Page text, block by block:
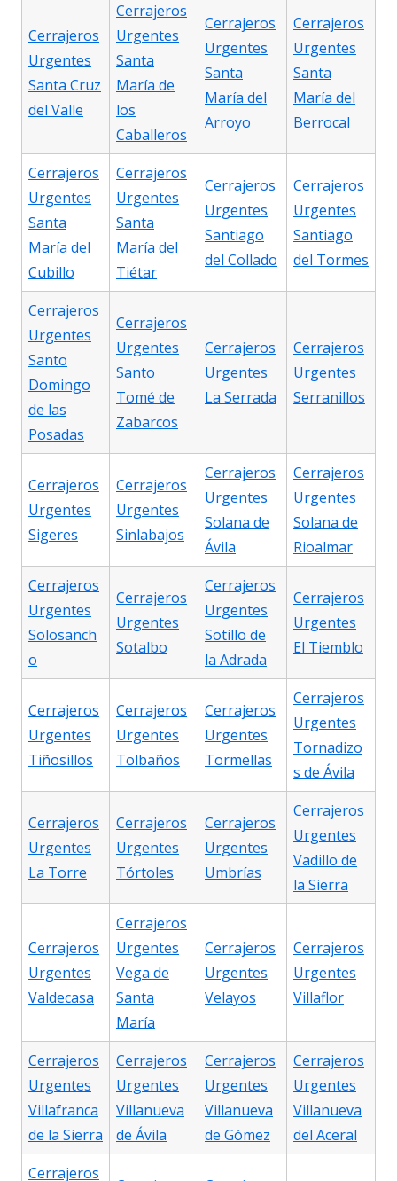
Cerrajeros
Urgentes
Santa Cruz
del Valle
Cerrajeros
Urgentes
Santa
María de
los
Caballeros
Cerrajeros
Urgentes
Santa
María del
Arroyo
Cerrajeros
Urgentes
Santa
María del
Berrocal
Cerrajeros
Urgentes
Santa
María del
Cubillo
Cerrajeros
Urgentes
Santa
María del
Tiétar
Cerrajeros
Urgentes
Santiago
del Collado
Cerrajeros
Urgentes
Santiago
del Tormes
Cerrajeros
Urgentes
Santo
Domingo
de las
Posadas
Cerrajeros
Urgentes
Santo
Tomé de
Zabarcos
Cerrajeros
Urgentes
La Serrada
Cerrajeros
Urgentes
Serranillos
Cerrajeros
Urgentes
Sigeres
Cerrajeros
Urgentes
Sinlabajos
Cerrajeros
Urgentes
Solana de
Ávila
Cerrajeros
Urgentes
Solana de
Rioalmar
Cerrajeros
Urgentes
Solosanch
o
Cerrajeros
Urgentes
Sotalbo
Cerrajeros
Urgentes
Sotillo de
la Adrada
Cerrajeros
Urgentes
El Tiemblo
Cerrajeros
Urgentes
Tiñosillos
Cerrajeros
Urgentes
Tolbaños
Cerrajeros
Urgentes
Tormellas
Cerrajeros
Urgentes
Tornadizo
s de Ávila
Cerrajeros
Urgentes
La Torre
Cerrajeros
Urgentes
Tórtoles
Cerrajeros
Urgentes
Umbrías
Cerrajeros
Urgentes
Vadillo de
la Sierra
Cerrajeros
Urgentes
Valdecasa
Cerrajeros
Urgentes
Vega de
Santa
María
Cerrajeros
Urgentes
Velayos
Cerrajeros
Urgentes
Villaflor
Cerrajeros
Urgentes
Villafranca
de la Sierra
Cerrajeros
Urgentes
Villanueva
de Ávila
Cerrajeros
Urgentes
Villanueva
de Gómez
Cerrajeros
Urgentes
Villanueva
del Aceral
Cerrajeros